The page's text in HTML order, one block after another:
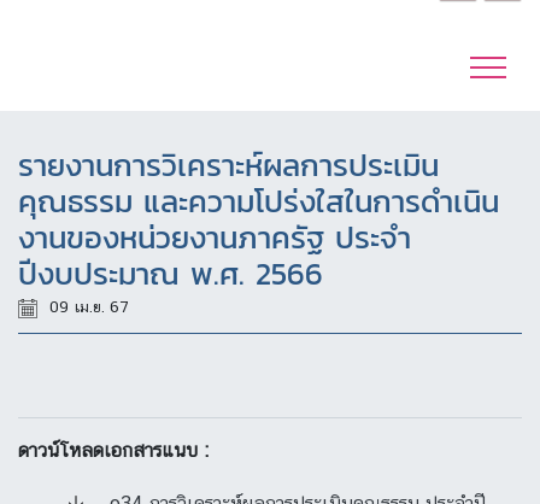
รายงานการวิเคราะห์ผลการประเมิน
คุณธรรม และความโปร่งใสในการดำเนิน
งานของหน่วยงานภาครัฐ ประจำ
ปีงบประมาณ พ.ศ. 2566
09 เม.ย. 67
ดาวน์โหลดเอกสารแนบ :